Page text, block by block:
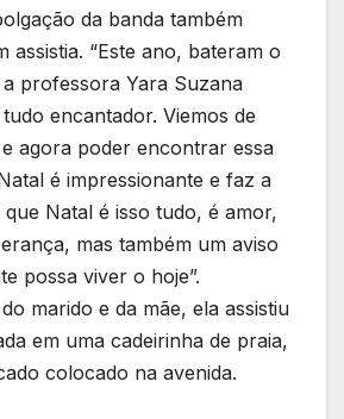
da banda também
assistia. “Este ano, bateram o
a professora Yara Suzana
tudo encantador. Viemos de
agora poder encontrar essa
é impressionante e faz a
Natal é isso tudo, é amor,
mas também um aviso
possa viver o hoje”.
marido e da mãe, ela assistiu
em uma cadeirinha de praia,
colocado na avenida.